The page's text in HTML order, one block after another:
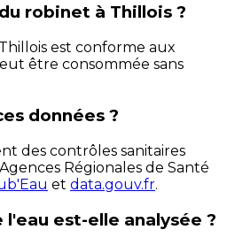
robinet à Thillois ?
est conforme aux
être consommée sans
données ?
des contrôles sanitaires
Régionales de Santé
et data.gouv.fr.
est-elle analysée ?